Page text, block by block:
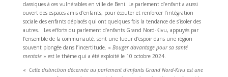
classiques à ces vulnérables en ville de Beni. Le parlement d’enfant a aussi
ouvert des espaces amis d’enfants, pour écouter et renforcer l’intégration
sociale des enfants déplacés qui ont quelques fois la tendance de s’isoler des
autres. Les efforts du parlement d’enfants Grand Nord-Kivu, appuyés par
l’ensemble de la communauté, sont une lueur d’espoir dans une région
souvent plongée dans l’incertitude. « Bouger davantage pour sa santé
mentale» est le thème qui a été exploité le 10 octobre 2024.
« Cette distinction décernée au parlement d’enfants Grand Nord-Kivu est une